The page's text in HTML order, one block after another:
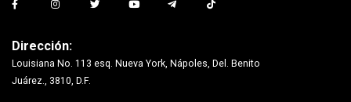
Dirección:
Louisiana No. 113 esq. Nueva York, Nápoles, Del. Benito
Juárez., 3810, D.F.